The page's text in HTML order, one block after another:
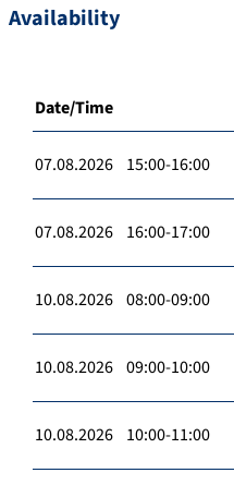
Availability
Date/Time
07.08.2026 15:00-16:00
07.08.2026 16:00-17:00
10.08.2026 08:00-09:00
10.08.2026 09:00-10:00
10.08.2026 10:00-11:00